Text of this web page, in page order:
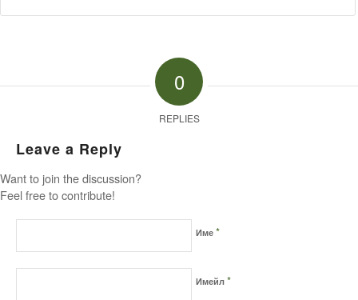
0
REPLIES
Leave a Reply
Want to join the discussion?
Feel free to contribute!
Име *
Имейл *